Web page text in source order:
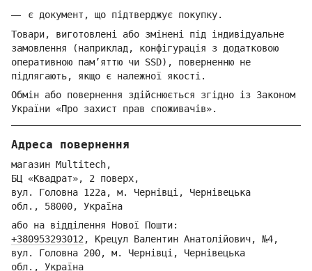
є документ, що підтверджує покупку.
Товари, виготовлені або змінені під індивідуальне
замовлення (наприклад, конфігурація з додатковою
оперативною пам’яттю чи SSD), поверненню не
підлягають, якщо є належної якості.
Обмін або повернення здійснюється згідно із Законом
України «Про захист прав споживачів».
Адреса повернення
магазин Multitech,
БЦ «Квадрат», 2 поверх,
вул. Головна 122а, м. Чернівці, Чернівецька
обл., 58000, Україна
або на відділення Нової Пошти:
+380953293012 , Крецул Валентин Анатолійович, №4,
вул. Головна 200, м. Чернівці, Чернівецька
обл., Україна